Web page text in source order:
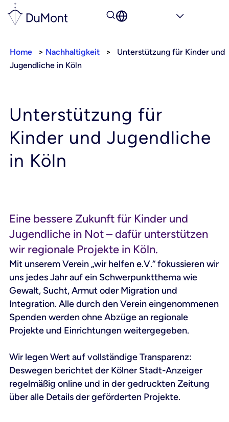
Home > Nachhaltigkeit >
Unterstützung für Kinder und
Jugendliche in Köln
Unterstützung für
Kinder und Jugendliche
in Köln
Eine bessere Zukunft für Kinder und
Jugendliche in Not – dafür unterstützen
wir regionale Projekte in Köln.
Mit unserem Verein „wir helfen e.V.“ fokussieren wir
uns jedes Jahr auf ein Schwerpunktthema wie
Gewalt, Sucht, Armut oder Migration und
Integration. Alle durch den Verein eingenommenen
Spenden werden ohne Abzüge an regionale
Projekte und Einrichtungen weitergegeben.
Wir legen Wert auf vollständige Transparenz:
Deswegen berichtet der Kölner Stadt-Anzeiger
regelmäßig online und in der gedruckten Zeitung
über alle Details der geförderten Projekte.